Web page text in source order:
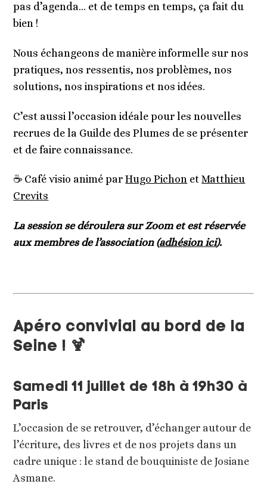
pas d’agenda… et de temps en temps, ça fait du
bien !
Nous échangeons de manière informelle sur nos
pratiques, nos ressentis, nos problèmes, nos
solutions, nos inspirations et nos idées.
C’est aussi l’occasion idéale pour les nouvelles
recrues de la Guilde des Plumes de se présenter
et de faire connaissance.
☕ Café visio animé parHugo Pichon etMatthieu
Crevits
La session se déroulera sur Zoom et est réservée
aux membres de l’association (adhésion ici).
Apéro convivial au bord de la
Seine ! 🍹
Samedi 11 juillet de 18h à 19h30 à
Paris
L’occasion de se retrouver, d’échanger autour de
l’écriture, des livres et de nos projets dans un
cadre unique : le stand de bouquiniste de Josiane
Asmane.